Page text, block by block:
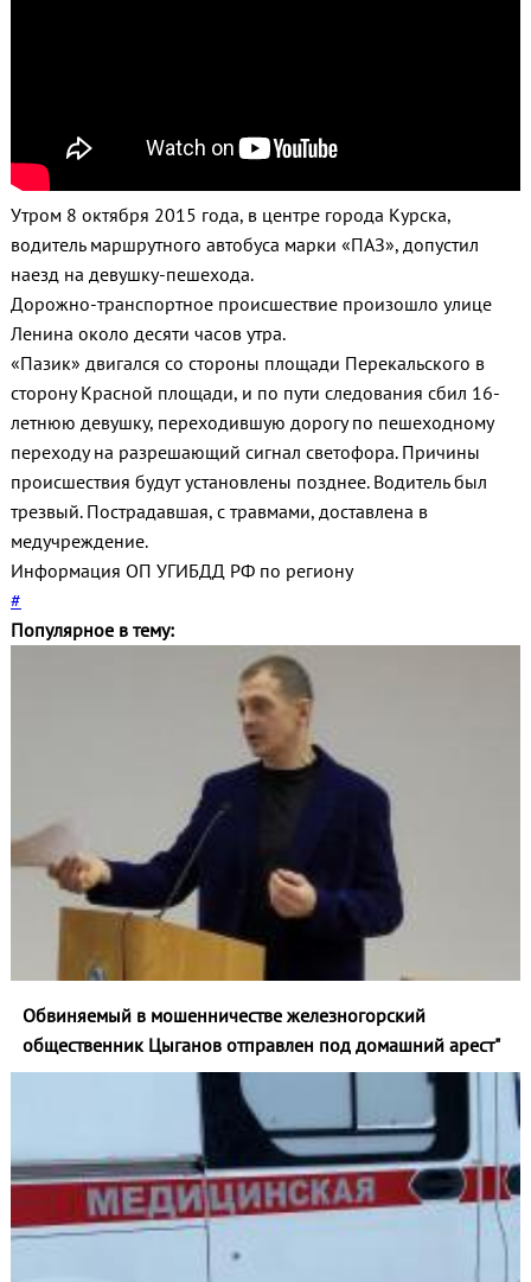
Утром 8 октября 2015 года, в центре города Курска,
водитель маршрутного автобуса марки «ПАЗ», допустил
наезд на девушку-пешехода.
Дорожно-транспортное происшествие произошло улице
Ленина около десяти часов утра.
«Пазик» двигался со стороны площади Перекальского в
сторону Красной площади, и по пути следования сбил 16-
летнюю девушку, переходившую дорогу по пешеходному
переходу на разрешающий сигнал светофора. Причины
происшествия будут установлены позднее. Водитель был
трезвый. Пострадавшая, с травмами, доставлена в
медучреждение.
Информация ОП УГИБДД РФ по региону
#
Популярное в тему:
Обвиняемый в мошенничестве железногорский
общественник Цыганов отправлен под домашний арест"